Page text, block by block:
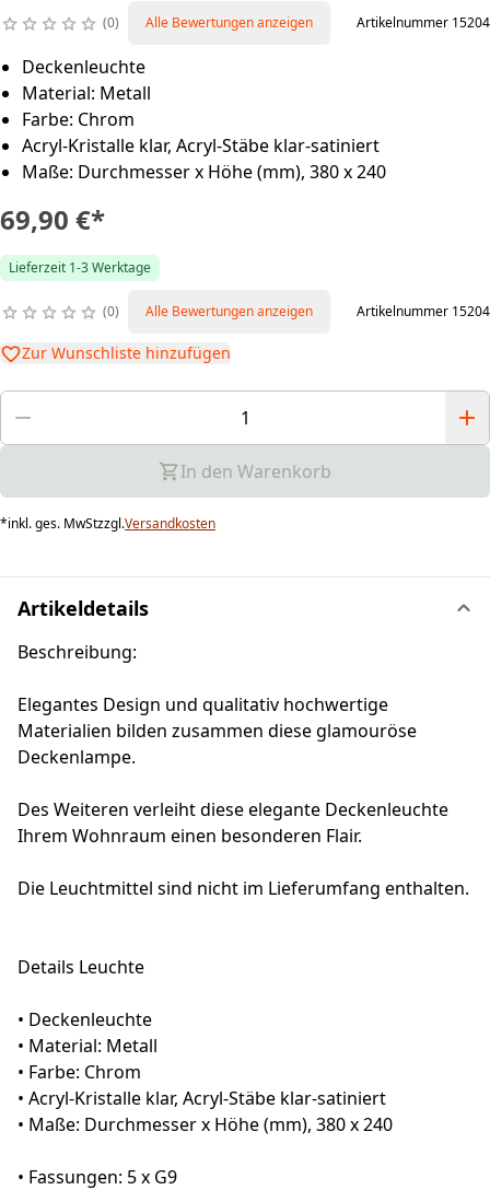
0 Alle Bewertungen anzeigen Artikelnummer 15204
Deckenleuchte
Material: Metall
Farbe: Chrom
Acryl-Kristalle klar, Acryl-Stäbe klar-satiniert
Maße: Durchmesser x Höhe (mm), 380 x 240
69,90 €*
Lieferzeit 1-3 Werktage
0 Alle Bewertungen anzeigen Artikelnummer 15204
Zur Wunschliste hinzufügen
In den Warenkorb
*inkl. ges. MwStzzgl.Versandkosten
Artikeldetails
Beschreibung:
Elegantes Design und qualitativ hochwertige
Materialien bilden zusammen diese glamouröse
Deckenlampe.
Des Weiteren verleiht diese elegante Deckenleuchte
Ihrem Wohnraum einen besonderen Flair.
Die Leuchtmittel sind nicht im Lieferumfang enthalten.
Details Leuchte
• Deckenleuchte
• Material: Metall
• Farbe: Chrom
• Acryl-Kristalle klar, Acryl-Stäbe klar-satiniert
• Maße: Durchmesser x Höhe (mm), 380 x 240
• Fassungen: 5 x G9